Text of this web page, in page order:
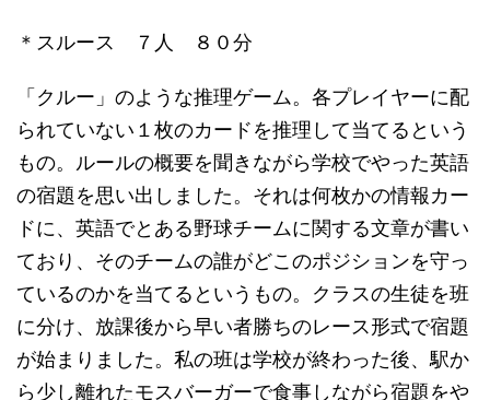
＊スルース ７人 ８０分
「クルー」のような推理ゲーム。各プレイヤーに配
られていない１枚のカードを推理して当てるという
もの。ルールの概要を聞きながら学校でやった英語
の宿題を思い出しました。それは何枚かの情報カー
ドに、英語でとある野球チームに関する文章が書い
ており、そのチームの誰がどこのポジションを守っ
ているのかを当てるというもの。クラスの生徒を班
に分け、放課後から早い者勝ちのレース形式で宿題
が始まりました。私の班は学校が終わった後、駅か
ら少し離れたモスバーガーで食事しながら宿題をや